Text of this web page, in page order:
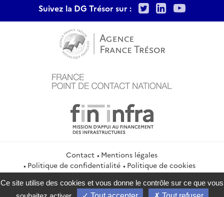
Suivez la DG Trésor sur :
TwitterLinkedIn
Contact
Mentions légales
Politique de confidentialité
Politique de cookies
Gestion des cookies
Flux RSS
service-public.gouv.fr
legifrance.gouv.fr info.gouv.fr
Ce site utilise des cookies et vous donne le contrôle sur ce que vous